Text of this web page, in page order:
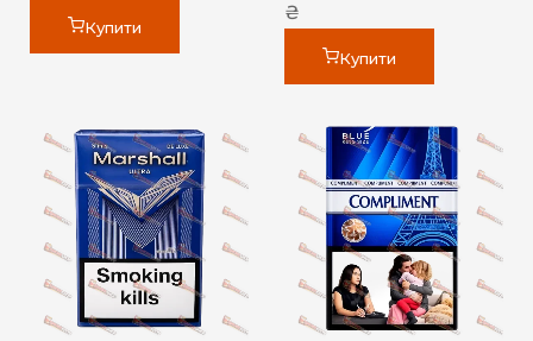
Купити
₴
Купити